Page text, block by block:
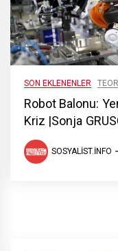
SON EKLENENLER
Robot Balonu:
Kriz |Sonja
SOSYALIST.INFO